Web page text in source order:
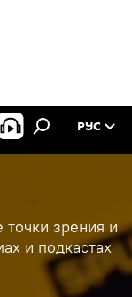
РУС
зрения и
и подкастах